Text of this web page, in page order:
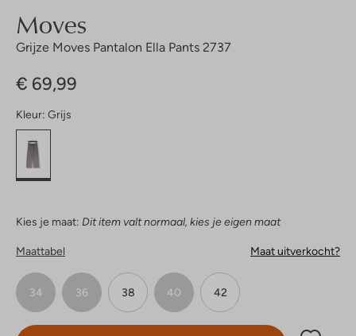
Moves
Grijze Moves Pantalon Ella Pants 2737
€ 69,99
Kleur: Grijs
Kies je maat: Dit item valt normaal, kies je eigen maat
Maattabel Maat uitverkocht?
34 36 38 40 42